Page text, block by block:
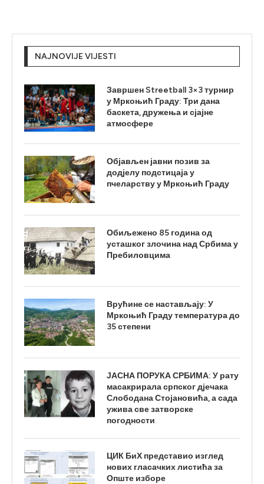
NAJNOVIJE VIJESTI
Завршен Streetball 3×3 турнир
у Мркоњић Граду: Три дана
баскета, дружења и сјајне
атмосфере
Објављен јавни позив за
додјелу подстицаја у
пчеларству у Мркоњић Граду
Обиљежено 85 година од
усташког злочина над Србима у
Пребиловцима
Врућине се настављају: У
Мркоњић Граду температура до
35 степени
ЈАСНА ПОРУКА СРБИМА: У рату
масакрирала српског дјечака
Слободана Стојановића, а сада
ужива све затворске
погодности
ЦИК БиХ представио изглед
нових гласачких листића за
Опште изборе